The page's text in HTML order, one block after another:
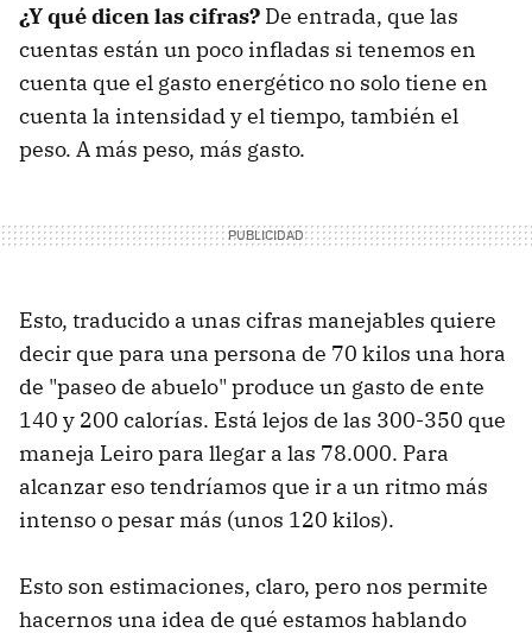
¿Y qué dicen las cifras? De entrada, que las
cuentas están un poco infladas si tenemos en
cuenta que el gasto energético no solo tiene en
cuenta la intensidad y el tiempo, también el
peso. A más peso, más gasto.
Esto, traducido a unas cifras manejables quiere
decir que para una persona de 70 kilos una hora
de "paseo de abuelo" produce un gasto de ente
140 y 200 calorías. Está lejos de las 300-350 que
maneja Leiro para llegar a las 78.000. Para
alcanzar eso tendríamos que ir a un ritmo más
intenso o pesar más (unos 120 kilos).
Esto son estimaciones, claro, pero nos permite
hacernos una idea de qué estamos hablando